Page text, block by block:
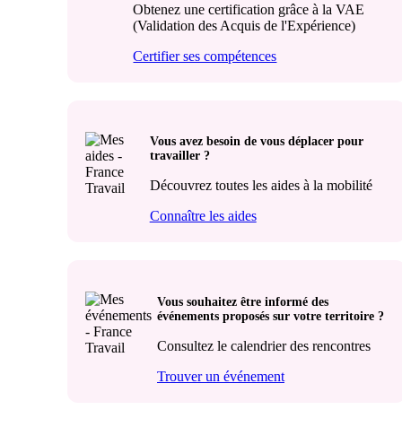
Obtenez une certification grâce à la VAE
(Validation des Acquis de l'Expérience)
Certifier ses compétences
Vous avez besoin de vous déplacer pour
travailler ?
Découvrez toutes les aides à la mobilité
Connaître les aides
Vous souhaitez être informé des
événements proposés sur votre territoire ?
Consultez le calendrier des rencontres
Trouver un événement